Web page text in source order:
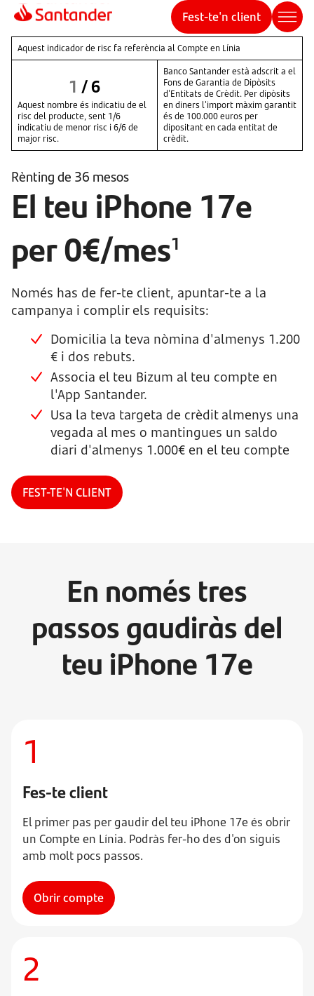
Fest-te'n client
Aquest indicador de risc fa referència al Compte en Línia
1 /6
Aquest nombre és indicatiu de el
risc del producte, sent 1/6
indicatiu de menor risc i 6/6 de
major risc.
Banco Santander està adscrit a el
Fons de Garantia de Dipòsits
d'Entitats de Crèdit. Per dipòsits
en diners l'import màxim garantit
és de 100.000 euros per
dipositant en cada entitat de
crèdit.
Rènting de 36 mesos
El teu iPhone 17e
per 0€/mes1
Només has de fer-te client, apuntar-te a la
campanya i complir els requisits:
Domicilia la teva nòmina d'almenys 1.200
€ i dos rebuts.
Associa el teu Bizum al teu compte en
l'App Santander.
Usa la teva targeta de crèdit almenys una
vegada al mes o mantingues un saldo
diari d'almenys 1.000€ en el teu compte
FEST-TE'N CLIENT
En només tres
passos gaudiràs del
teu iPhone 17e
1
Fes-te client
El primer pas per gaudir del teu iPhone 17e és obrir
un Compte en Línia. Podràs fer-ho des d'on siguis
amb molt pocs passos.
Obrir compte
2